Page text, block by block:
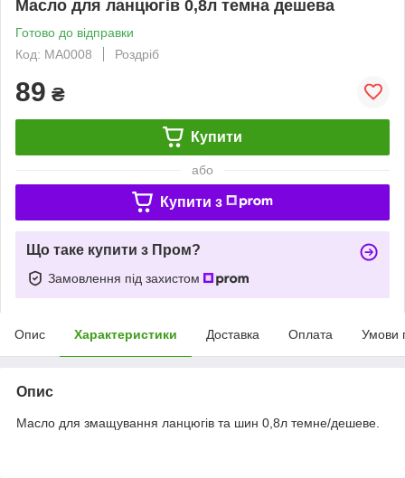
Масло для ланцюгів 0,8л темна дешева
Готово до відправки
Код: МА0008
Роздріб
89 ₴
Купити
або
Купити з
Що таке купити з Пром?
Замовлення під захистом
Опис Характеристики Доставка Оплата Умови
Опис
Масло для змащування ланцюгів та шин 0,8л темне/дешеве.